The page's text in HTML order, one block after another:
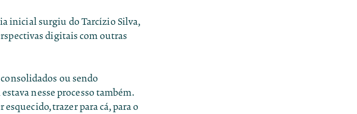
inicial surgiu do Tarcízio Silva,
digitais com outras
ou sendo
nesse processo também.
esquecido, trazer para cá, para o